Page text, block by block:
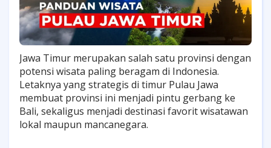
Jawa Timur merupakan salah satu provinsi dengan
potensi wisata paling beragam di Indonesia.
Letaknya yang strategis di timur Pulau Jawa
membuat provinsi ini menjadi pintu gerbang ke
Bali, sekaligus menjadi destinasi favorit wisatawan
lokal maupun mancanegara.